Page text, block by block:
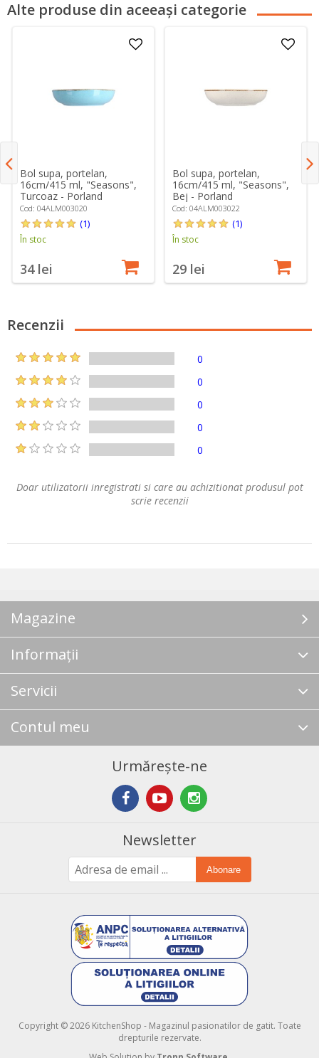
Alte produse din aceeași categorie
Bol supa, portelan,
16cm/415 ml, "Seasons",
Turcoaz - Porland
Cod: 04ALM003020
(1)
În stoc
34 lei
Bol supa, portelan,
16cm/415 ml, "Seasons",
Bej - Porland
Cod: 04ALM003022
(1)
În stoc
29 lei
Recenzii
0
0
0
0
0
Doar utilizatorii inregistrati si care au achizitionat produsul pot
scrie recenzii
Magazine
Informații
Servicii
Contul meu
Urmărește-ne
Newsletter
Abonare
Copyright © 2026 KitchenShop - Magazinul pasionatilor de gatit. Toate
drepturile rezervate.